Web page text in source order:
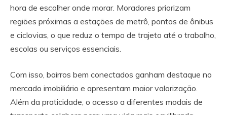
hora de escolher onde morar. Moradores priorizam
regiões próximas a estações de metrô, pontos de ônibus
e ciclovias, o que reduz o tempo de trajeto até o trabalho,
escolas ou serviços essenciais.
Com isso, bairros bem conectados ganham destaque no
mercado imobiliário e apresentam maior valorização.
Além da praticidade, o acesso a diferentes modais de